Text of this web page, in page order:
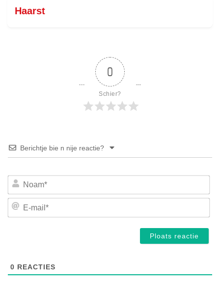
Haarst
0
Schier?
Berichtje bie n nije reactie?
E-
0 REACTIES